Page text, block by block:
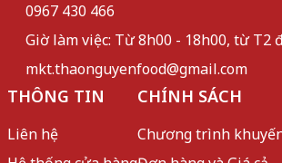
0967 430 466
Giờ làm việc: Từ 8h00 - 18h00, từ T2
mkt.thaonguyenfood@gmail.com
THÔNG TIN
Liên hệ
CHÍNH SÁCH
Chương trình